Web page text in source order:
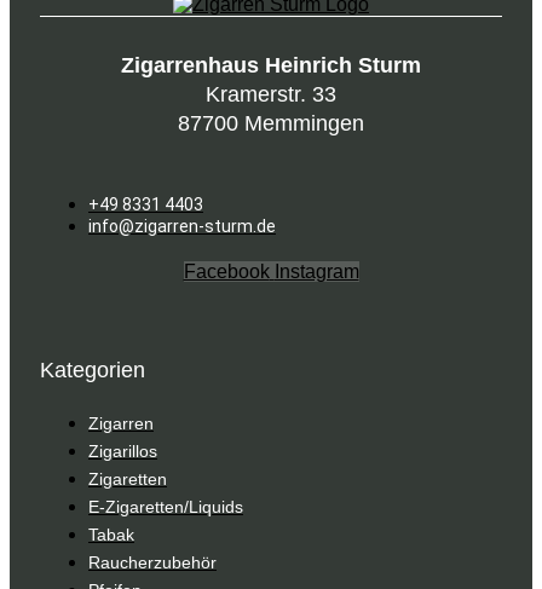
Zigarrenhaus Heinrich Sturm
Kramerstr. 33
87700 Memmingen
+49 8331 4403
info@zigarren-sturm.de
Facebook Instagram
Kategorien
Zigarren
Zigarillos
Zigaretten
E-Zigaretten/Liquids
Tabak
Raucherzubehör